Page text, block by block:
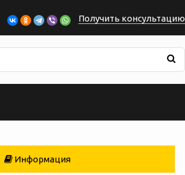
Получить консультацию
Информация